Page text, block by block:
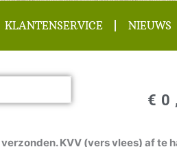
KLANTENSERVICE NIEUWS
€
KVV (vers vlees) af te